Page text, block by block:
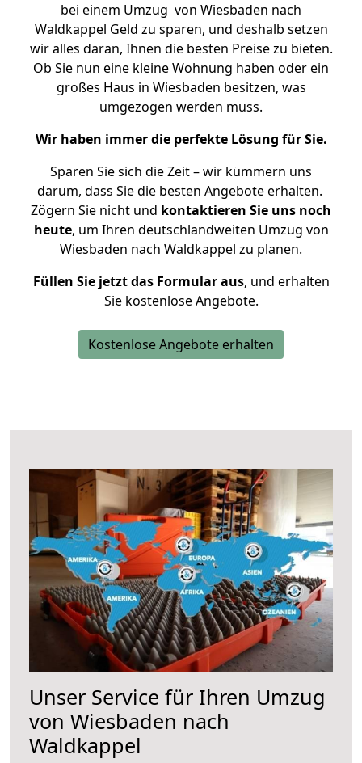
bei einem Umzug von Wiesbaden nach
Waldkappel Geld zu sparen, und deshalb setzen
wir alles daran, Ihnen die besten Preise zu bieten.
Ob Sie nun eine kleine Wohnung haben oder ein
großes Haus in Wiesbaden besitzen, was
umgezogen werden muss.
Wir haben immer die perfekte Lösung für Sie.
Sparen Sie sich die Zeit – wir kümmern uns
darum, dass Sie die besten Angebote erhalten.
Zögern Sie nicht und kontaktieren Sie uns noch
heute, um Ihren deutschlandweiten Umzug von
Wiesbaden nach Waldkappel zu planen.
Füllen Sie jetzt das Formular aus, und erhalten
Sie kostenlose Angebote.
Kostenlose Angebote erhalten
Unser Service für Ihren Umzug
von Wiesbaden nach
Waldkappel